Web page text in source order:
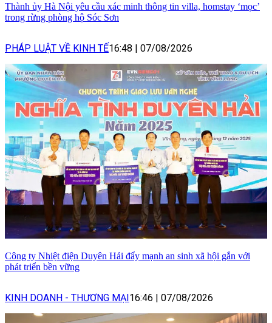
Thành ủy Hà Nội yêu cầu xác minh thông tin villa, homstay ‘mọc’
trong rừng phòng hộ Sóc Sơn
PHÁP LUẬT VỀ KINH TẾ16:48 | 07/08/2026
Công ty Nhiệt điện Duyên Hải đẩy mạnh an sinh xã hội gắn với
phát triển bền vững
KINH DOANH - THƯƠNG MẠI16:46 | 07/08/2026